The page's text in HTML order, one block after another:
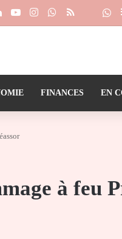
LinkedinYouTubeInstagramWhatsApp
RSS
FINANCES EN
à feu